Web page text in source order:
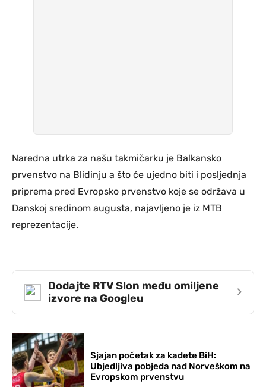
Naredna utrka za našu takmičarku je Balkansko
prvenstvo na Blidinju a što će ujedno biti i posljednja
priprema pred Evropsko prvenstvo koje se održava u
Danskoj sredinom augusta, najavljeno je iz MTB
reprezentacije.
Dodajte RTV Slon među omiljene
izvore na Googleu
›
Sjajan početak za kadete BiH:
Ubjedljiva pobjeda nad Norveškom na
Evropskom prvenstvu